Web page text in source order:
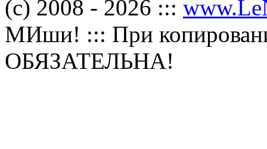
(с) 2008 - 2026 :::
МИши! ::: При
ОБЯЗАТЕЛЬНА!